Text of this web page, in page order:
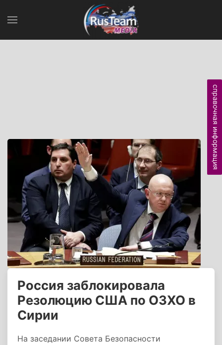
Россия заблокировала
Резолюцию США по ОЗХО в
Сирии
На заседании Совета Безопасности
справочная информация